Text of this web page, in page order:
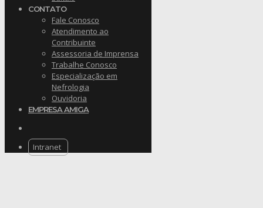
CONTATO
Fale Conosco
Atendimento ao
Contribuinte
Assessoria de Imprensa
Trabalhe Conosco
Especialização em
Nefrologia
Ouvidoria
EMPRESA AMIGA
Intranet